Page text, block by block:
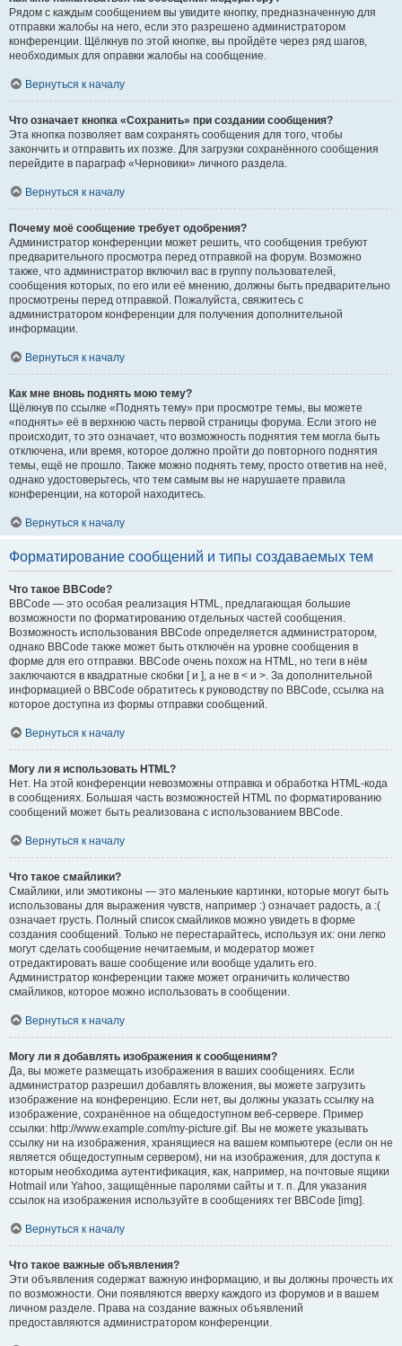
Рядом с каждым сообщением вы увидите кнопку, предназначенную для
отправки жалобы на него, если это разрешено администратором
конференции. Щёлкнув по этой кнопке, вы пройдёте через ряд шагов,
необходимых для оправки жалобы на сообщение.
Вернуться к началу
Что означает кнопка «Сохранить» при создании сообщения?
Эта кнопка позволяет вам сохранять сообщения для того, чтобы
закончить и отправить их позже. Для загрузки сохранённого сообщения
перейдите в параграф «Черновики» личного раздела.
Вернуться к началу
Почему моё сообщение требует одобрения?
Администратор конференции может решить, что сообщения требуют
предварительного просмотра перед отправкой на форум. Возможно
также, что администратор включил вас в группу пользователей,
сообщения которых, по его или её мнению, должны быть предварительно
просмотрены перед отправкой. Пожалуйста, свяжитесь с
администратором конференции для получения дополнительной
информации.
Вернуться к началу
Как мне вновь поднять мою тему?
Щёлкнув по ссылке «Поднять тему» при просмотре темы, вы можете
«поднять» её в верхнюю часть первой страницы форума. Если этого не
происходит, то это означает, что возможность поднятия тем могла быть
отключена, или время, которое должно пройти до повторного поднятия
темы, ещё не прошло. Также можно поднять тему, просто ответив на неё,
однако удостоверьтесь, что тем самым вы не нарушаете правила
конференции, на которой находитесь.
Вернуться к началу
Форматирование сообщений и типы создаваемых тем
Что такое BBCode?
BBCode — это особая реализация HTML, предлагающая большие
возможности по форматированию отдельных частей сообщения.
Возможность использования BBCode определяется администратором,
однако BBCode также может быть отключён на уровне сообщения в
форме для его отправки. BBCode очень похож на HTML, но теги в нём
заключаются в квадратные скобки [ и ], а не в < и >. За дополнительной
информацией о BBCode обратитесь к руководству по BBCode, ссылка на
которое доступна из формы отправки сообщений.
Вернуться к началу
Могу ли я использовать HTML?
Нет. На этой конференции невозможны отправка и обработка HTML-кода
в сообщениях. Большая часть возможностей HTML по форматированию
сообщений может быть реализована с использованием BBCode.
Вернуться к началу
Что такое смайлики?
Смайлики, или эмотиконы — это маленькие картинки, которые могут быть
использованы для выражения чувств, например :) означает радость, а :(
означает грусть. Полный список смайликов можно увидеть в форме
создания сообщений. Только не перестарайтесь, используя их: они легко
могут сделать сообщение нечитаемым, и модератор может
отредактировать ваше сообщение или вообще удалить его.
Администратор конференции также может ограничить количество
смайликов, которое можно использовать в сообщении.
Вернуться к началу
Могу ли я добавлять изображения к сообщениям?
Да, вы можете размещать изображения в ваших сообщениях. Если
администратор разрешил добавлять вложения, вы можете загрузить
изображение на конференцию. Если нет, вы должны указать ссылку на
изображение, сохранённое на общедоступном веб-сервере. Пример
ссылки: http://www.example.com/my-picture.gif. Вы не можете указывать
ссылку ни на изображения, хранящиеся на вашем компьютере (если он не
является общедоступным сервером), ни на изображения, для доступа к
которым необходима аутентификация, как, например, на почтовые ящики
Hotmail или Yahoo, защищённые паролями сайты и т. п. Для указания
ссылок на изображения используйте в сообщениях тег BBCode [img].
Вернуться к началу
Что такое важные объявления?
Эти объявления содержат важную информацию, и вы должны прочесть их
по возможности. Они появляются вверху каждого из форумов и в вашем
личном разделе. Права на создание важных объявлений
предоставляются администратором конференции.